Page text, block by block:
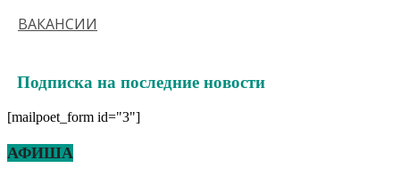
ВАКАНСИИ
Подписка на последние новости
[mailpoet_form id="3"]
АФИША